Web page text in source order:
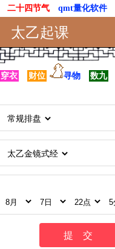
二十四节气 qmt量化软件
太乙起课
穿衣 财位 寻物 数九